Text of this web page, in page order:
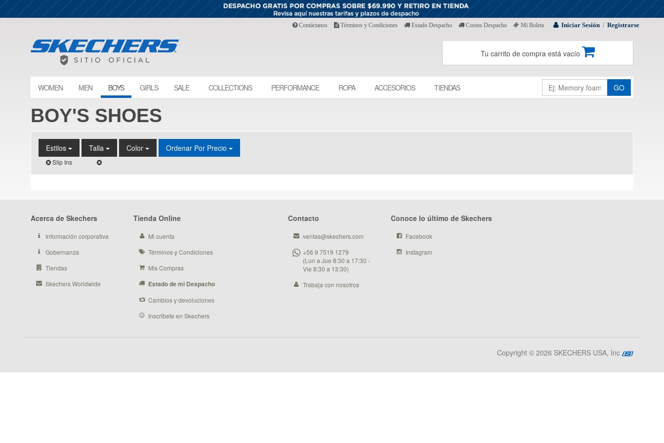
Iniciar Sesión / Registrarse
Contáctanos Términos y Condiciones Estado Despacho Costos Despacho Mi Boleta
Tu carrito de compra está vacío
WOMEN MEN BOYS GIRLS SALE COLLECTIONS PERFORMANCE ROPA ACCESORIOS TIENDAS GO
BOY'S SHOES
Estilos
Slip Ins
Talla Color Ordenar Por Precio
Acerca de Skechers
Información corporativa
Gobernanza
Tiendas
Skechers Worldwide
Tienda Online
Mi cuenta
Términos y Condiciones
Mis Compras
Estado de mi Despacho
Cambios y devoluciones
Inscribete en Skechers
Contacto
ventas@skechers.com
+56 9 7519 1279
(Lun a Jue 8:30 a 17:30 -
Vie 8:30 a 13:30)
Trabaja con nosotros
Conoce lo último de Skechers
Facebook
Instagram
Copyright © 2026 SKECHERS USA, Inc